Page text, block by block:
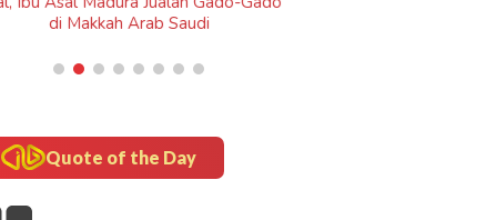
Quote of the Day